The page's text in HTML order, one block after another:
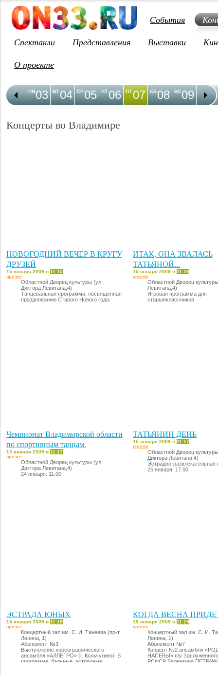
События
Спектакли
Представления Выставки
О проекте
03
ПН 04
ВТ 05
СР 06
ЧТ 07
ПТ 08
СБ 09
ВС 10
ПН
Концерты во Владимире
НОВОГОДНИЙ ВЕЧЕР В КРУГУ
ДРУЗЕЙ
15 января 2009 в 11:15
прочее
Областной Дворец культуры (ул.
Диктора Левитана,4)
Танцевальная программа, посвященная
празднованию Старого Нового года.
ИТАК, ОНА ЗВАЛАСЬ
ТАТЬЯНОЙ...
15 января 2009 в 11:16
прочее
Областной Дворец
Левитана,4)
Игровая программа для
старшеклассников.
Чемпионат Владимирской области
по спортивным танцам.
15 января 2009 в 11:17
прочее
Областной Дворец культуры (ул.
Диктора Левитана,4)
24 января: 11.00
ТАТЬЯНИН ДЕНЬ
15 января 2009 в 11:17
прочее
Областной Дворец
Диктора Левитана,4)
Эстрадно-развлекательная
25 января: 17.00
ЭСТРАДА ЮНЫХ
15 января 2009 в 11:18
прочее
Концертный зал им. С. И. Танеева (пр-т
Ленина, 1)
Абонемент №3
Выступление хореографического
ансамбля «АЛЛЕГРО» (г. Кольчугино). В
программе: бальные, эстрадные,
КОГДА ВЕСНА
15 января 2009 в 11:19
прочее
Концертный зал им. С. И.
Ленина, 1)
Абонемент №7
Концерт №2 ансамбля
НАПЕВЫ» п/у Заслуженного
РСФСР Валентина